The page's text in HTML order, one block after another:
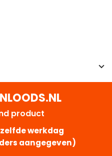
product
werkdag
aangegeven)